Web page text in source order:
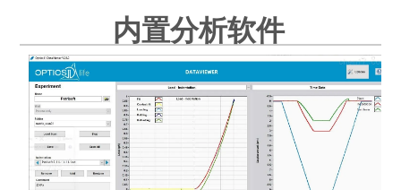
内置分析软件